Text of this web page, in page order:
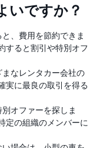
いですか？
、費用を節約できま
すると割引や特別オフ
なレンタカー会社の
実に最良の取引を得る
オファーを探しま
定の組織のメンバーに